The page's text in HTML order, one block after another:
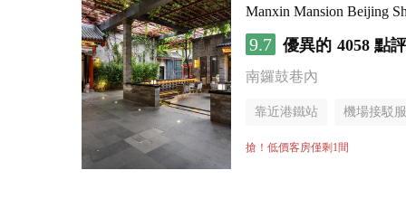
Manxin Mansion Beijing
9.7 優異的 4058 點評
南鑼鼓巷內
靠近港鐵站 機場接駁
茶室
搶！低價客房僅剩1間